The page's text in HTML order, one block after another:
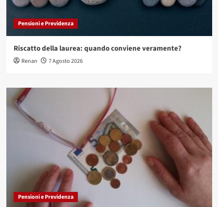
Pensioni e Previdenza
Riscatto della laurea: quando conviene veramente?
Renan 7 Agosto 2026
Pensioni e Previdenza